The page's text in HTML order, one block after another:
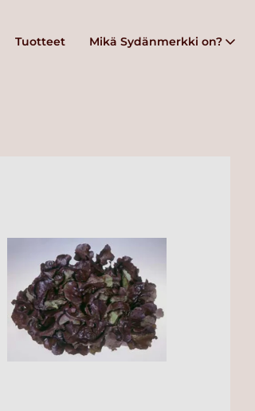
Tuotteet Mikä Sydänmerkki on?